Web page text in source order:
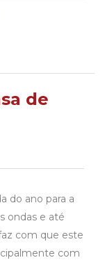
de
do ano para a
ondas e até
com que este
com